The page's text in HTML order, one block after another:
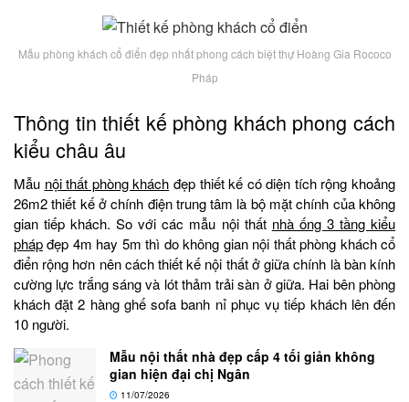
Mẫu phòng khách cổ điển đẹp nhất phong cách biệt thự Hoàng Gia Rococo
Pháp
Thông tin thiết kế phòng khách phong cách
kiểu châu âu
Mẫu nội thất phòng khách đẹp thiết kế có diện tích rộng khoảng
26m2 thiết kế ở chính điện trung tâm là bộ mặt chính của không
gian tiếp khách. So với các mẫu nội thất nhà ống 3 tầng kiểu
phápđẹp 4m hay 5m thì do không gian nội thất phòng khách cổ
điển rộng hơn nên cách thiết kế nội thất ở giữa chính là bàn kính
cường lực trắng sáng và lót thảm trải sàn ở giữa. Hai bên phòng
khách đặt 2 hàng ghế sofa banh nỉ phục vụ tiếp khách lên đến
10 người.
Mẫu nội thất nhà đẹp cấp 4 tối giản không
gian hiện đại chị Ngân
11/07/2026